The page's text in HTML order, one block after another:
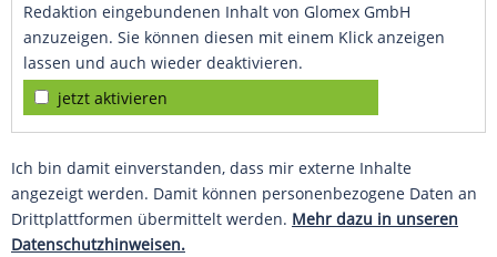
Redaktion eingebundenen Inhalt von Glomex GmbH
anzuzeigen. Sie können diesen mit einem Klick anzeigen
lassen und auch wieder deaktivieren.
jetzt aktivieren
Ich bin damit einverstanden, dass mir externe Inhalte
angezeigt werden. Damit können personenbezogene Daten an
Drittplattformen übermittelt werden. Mehr dazu in unseren
Datenschutzhinweisen.